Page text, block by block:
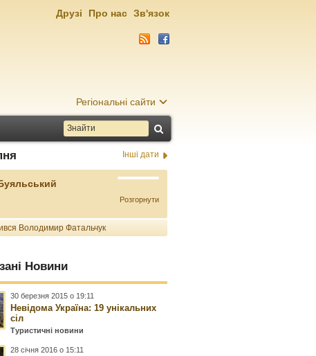
Регіональні сайти
Друзі Про нас Зв'язок
Інші дати
Розгорнути
Володимир Фатальчук
Новини
30 березня 2015 о 19:11
Невідома Україна: 19 унікальних
сіл
Туристичні новини
28 січня 2016 о 15:11